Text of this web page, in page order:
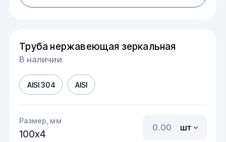
Труба нержавеющая зеркальная
В наличии
AISI 304 AISI
Размер, мм
100х4
шт